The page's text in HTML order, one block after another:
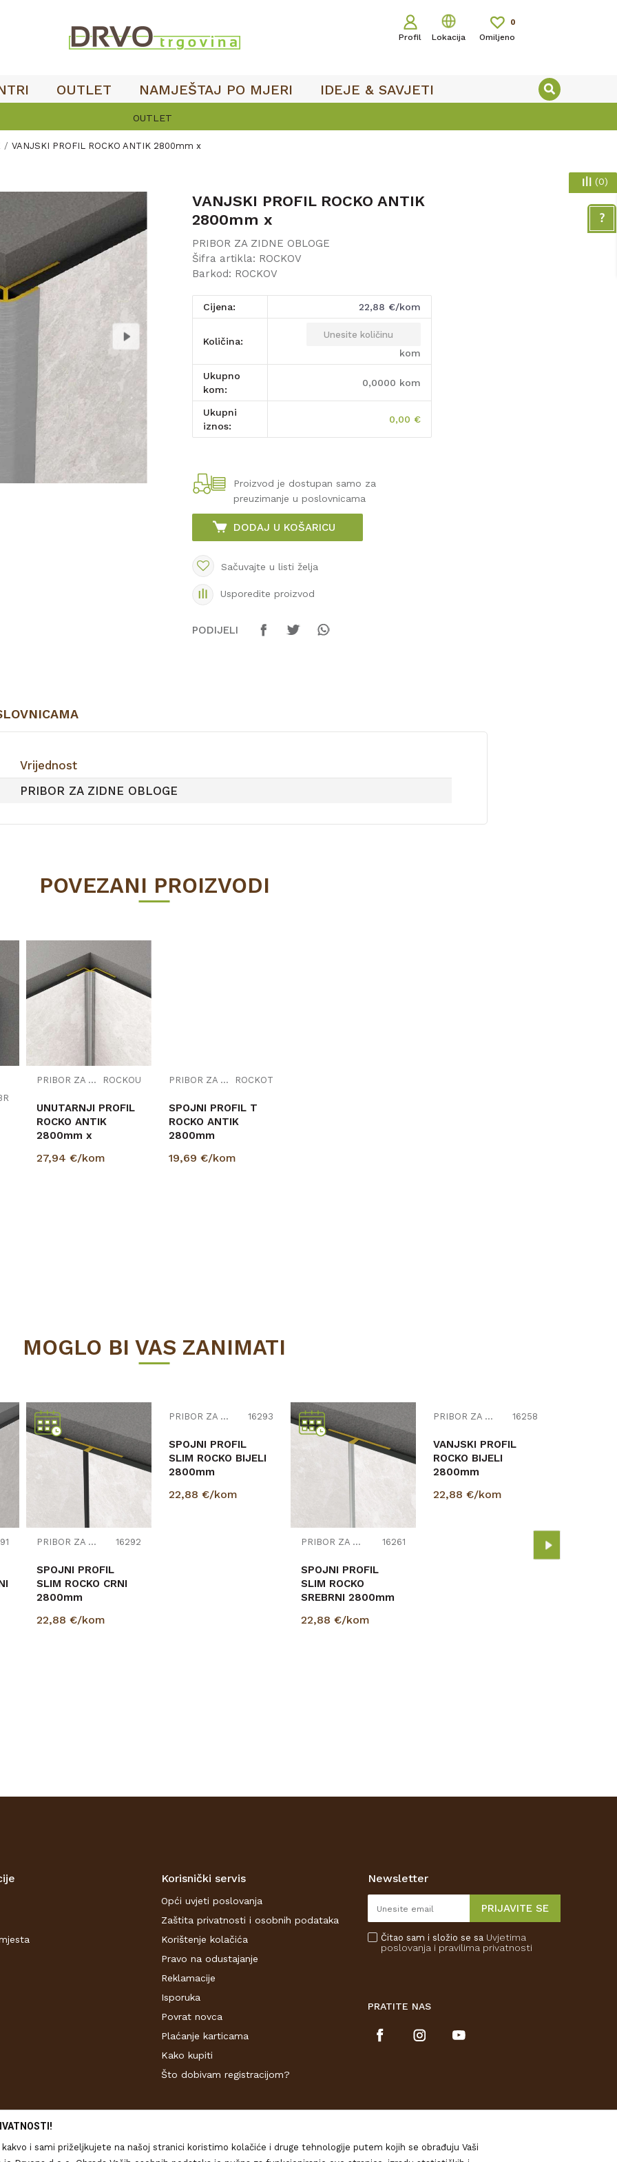
Profil Lokacija Omiljeno
0
OUTLET NAMJEŠTAJ PO MJERI IDEJE & SAVJETI
OUTLET
VANJSKI PROFIL ROCKO ANTIK 2800mm x
VANJSKI PROFIL ROCKO ANTIK
2800mm x
PRIBOR ZA ZIDNE OBLOGE
Šifra artikla: ROCKOV
Barkod: ROCKOV
Cijena: 22,88 €/kom
Količina:
kom
Ukupno
kom:
0,0000 kom
Ukupni
iznos:
0,00 €
Proizvod je dostupan samo za
preuzimanje u poslovnicama
DODAJ U KOŠARICU
Sačuvajte u listi želja
Usporedite proizvod
PODIJELI
Vrijednost
PRIBOR ZA ZIDNE OBLOGE
POVEZANI PROIZVODI
PRIBOR ZA ZIDNE OBLOGE ROCKOU
UNUTARNJI PROFIL
ROCKO ANTIK
2800mm x
27,94 €/kom
PRIBOR ZA ZIDNE OBLOGE ROCKOT
SPOJNI PROFIL T
ROCKO ANTIK
2800mm
19,69 €/kom
MOGLO BI VAS ZANIMATI
PRIBOR ZA ZIDNE OBLOGE 16292
SPOJNI PROFIL
SLIM ROCKO CRNI
2800mm
22,88 €/kom
PRIBOR ZA ZIDNE OBLOGE 16261
SPOJNI PROFIL
SLIM ROCKO
SREBRNI 2800mm
22,88 €/kom
PRIBOR ZA ZIDNE OBLOGE 16258
VANJSKI PROFIL
ROCKO BIJELI
2800mm
22,88 €/kom
(0)
Korisnički servis
Opći uvjeti poslovanja
Zaštita privatnosti i osobnih podataka
Korištenje kolačića
Pravo na odustajanje
Reklamacije
Isporuka
Povrat novca
Plaćanje karticama
Kako kupiti
Što dobivam registracijom?
Newsletter
PRIJAVITE SE
Čitao sam i složio se sa Uvjetima
poslovanja i pravilima privatnosti
PRATITE NAS
i sami priželjkujete na našoj stranici koristimo kolačiće i druge tehnologije putem kojih se obrađuju Vaši